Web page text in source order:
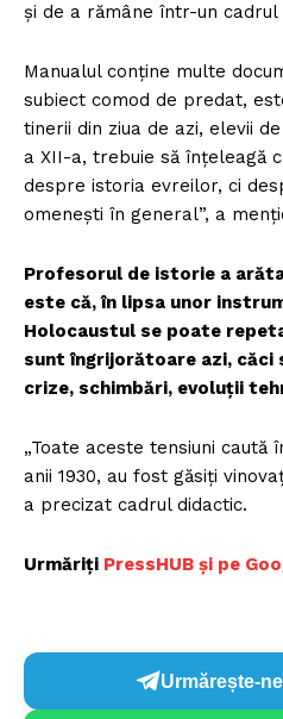
și de a rămâne într-un cadrul
Manualul conține multe
subiect comod de predat,
tinerii din ziua de azi, elevii
a XII-a, trebuie să înțeleagă
despre istoria evreilor, ci
omenești în general”, a
Profesorul de istorie a
este că, în lipsa unor
Holocaustul se poate
sunt îngrijorătoare azi, căci
crize, schimbări, evoluții
„Toate aceste tensiuni caută
anii 1930, au fost găsiți
a precizat cadrul didactic.
Urmăriți PressHUB și pe
Urmărește-